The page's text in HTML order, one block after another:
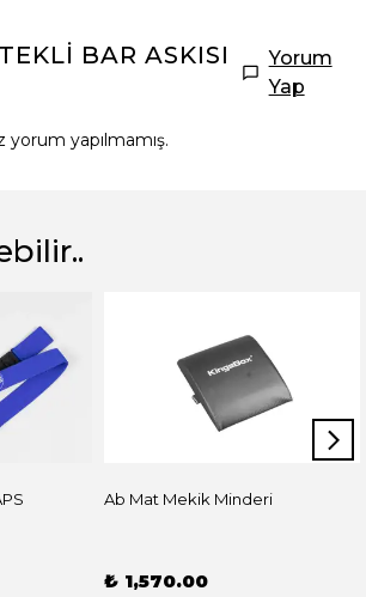
BAR ASKISI
Yorum
Yap
yapılmamış.
Ab Mat Mekik Minderi
₺ 1,570.00